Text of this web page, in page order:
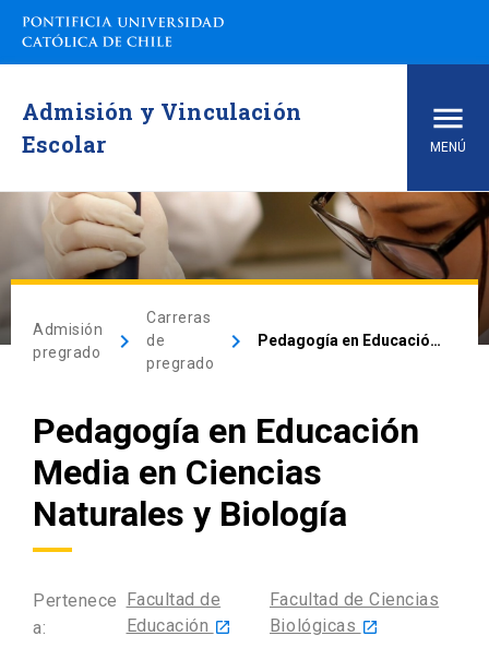
Admisión y Vinculación
Escolar
MENÚ
Inicio
Carreras de pregrado
Vías de Admisión arrow_drop_down
Financiamiento y Matrícula
Información para
Admisión
pregrado
keyboard_arrow_right
Carreras
de
pregrado
keyboard_arrow_right Pedagogía en Educación Media en Ciencias Naturales y Biología
Pedagogía en Educación
Media en Ciencias
Naturales y Biología
Pertenece
a:
Facultad de
Educación launch
Facultad de Ciencias
Biológicas launch